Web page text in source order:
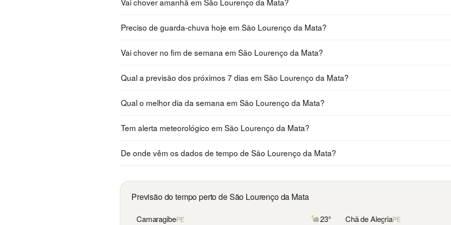
Preciso de guarda-chuva hoje em São Lourenço da Mata?
Vai chover no fim de semana em São Lourenço da Mata?
Qual a previsão dos próximos 7 dias em São Lourenço da Mata?
Qual o melhor dia da semana em São Lourenço da Mata?
Tem alerta meteorológico em São Lourenço da Mata?
De onde vêm os dados de tempo de São Lourenço da Mata?
Previsão do tempo perto de São Lourenço da Mata
CamaragibePE 23° Chã de AlegriaPE